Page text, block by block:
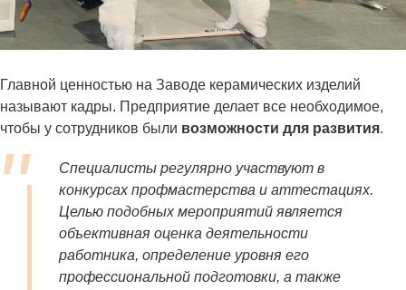
Главной ценностью на Заводе керамических изделий
называют кадры. Предприятие делает все необходимое,
чтобы у сотрудников были возможности для развития.
Специалисты регулярно участвуют в
конкурсах профмастерства и аттестациях.
Целью подобных мероприятий является
объективная оценка деятельности
работника, определение уровня его
профессиональной подготовки, а также